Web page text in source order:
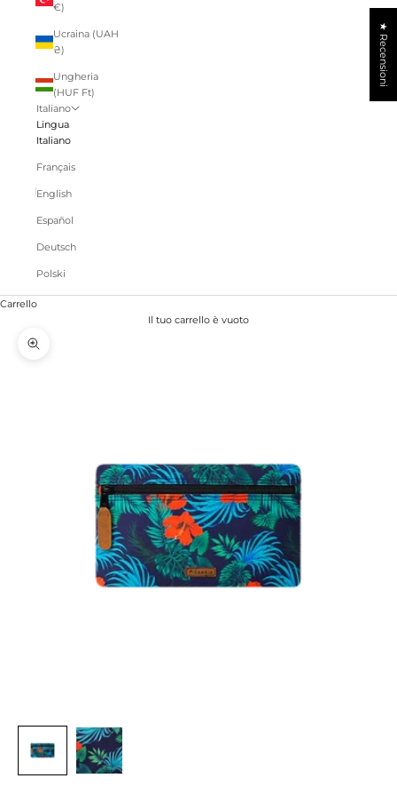
€)
Ucraina (UAH
₴)
Ungheria
(HUF Ft)
Italiano
Lingua
Italiano
Français
English
Español
Deutsch
Polski
Carrello
Il tuo carrello è vuoto
Ingrandisci immagine
★ Recensioni